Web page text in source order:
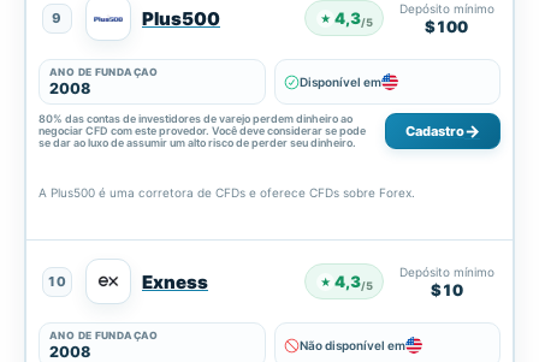
9 Plus500 ★ 4,3/5
Depósito mínimo
$100
ANO DE FUNDAÇÃO
2008 Disponível em
A Plus500 é uma corretora de CFDs e oferece CFDs sobre Forex.
80% das contas de investidores de varejo perdem dinheiro ao
negociar CFD com este provedor. Você deve considerar se pode
se dar ao luxo de assumir um alto risco de perder seu dinheiro.
Cadastro
10 Exness ★ 4,3/5
Depósito mínimo
$10
ANO DE FUNDAÇÃO
2008 Não disponível em